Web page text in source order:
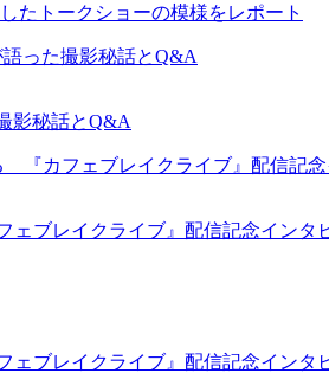
たトークショーの模様をレポート
影秘話とQ&A
ブレイクライブ』配信記念インタ
ブレイクライブ』配信記念インタ